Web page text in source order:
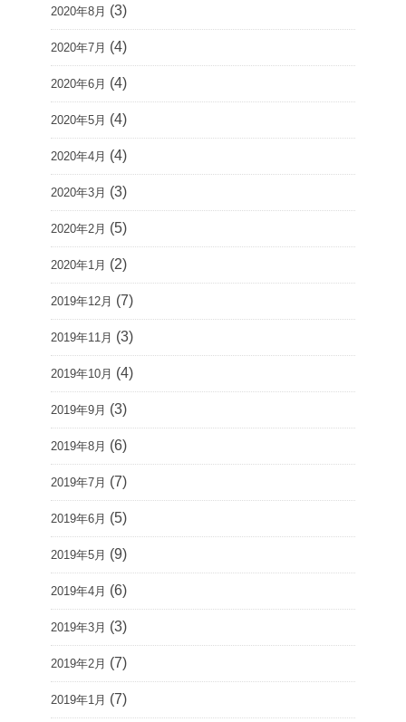
2020年8月 (3)
2020年7月 (4)
2020年6月 (4)
2020年5月 (4)
2020年4月 (4)
2020年3月 (3)
2020年2月 (5)
2020年1月 (2)
2019年12月 (7)
2019年11月 (3)
2019年10月 (4)
2019年9月 (3)
2019年8月 (6)
2019年7月 (7)
2019年6月 (5)
2019年5月 (9)
2019年4月 (6)
2019年3月 (3)
2019年2月 (7)
2019年1月 (7)